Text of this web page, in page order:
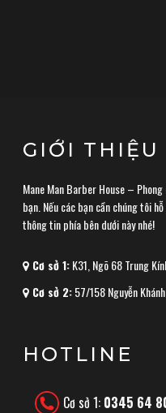
GIỚI THIỆU
Mane Man Barber House –
bạn. Nếu các bạn cần chúng tôi
thông tin phía bên dưới này nhé!
Cơ sở 1:K31, Ngõ 68 Trung
Cơ sở 2:57/158 Nguyễn
HOTLINE
Cơ sở 1: 0345 64